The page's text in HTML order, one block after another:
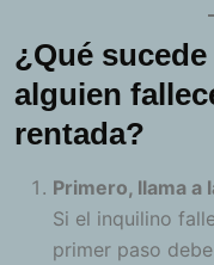
¿Qué
alguien
rentada?
Primero, llama a
Si el inquilino
primer paso